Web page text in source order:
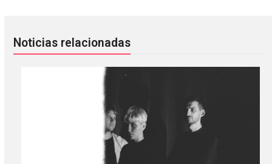
Noticias relacionadas